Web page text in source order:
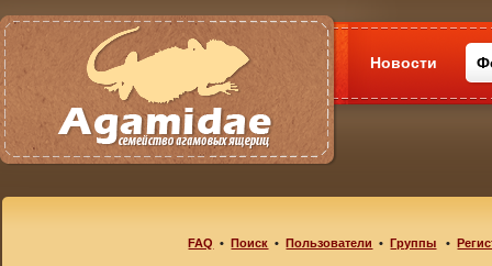
Новости
FAQ •Поиск •Пользователи •Группы •